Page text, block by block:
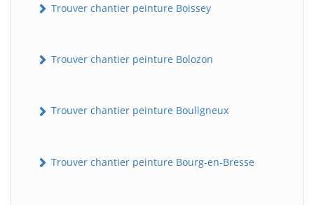
Trouver chantier peinture Boissey
Trouver chantier peinture Bolozon
Trouver chantier peinture Bouligneux
Trouver chantier peinture Bourg-en-Bresse